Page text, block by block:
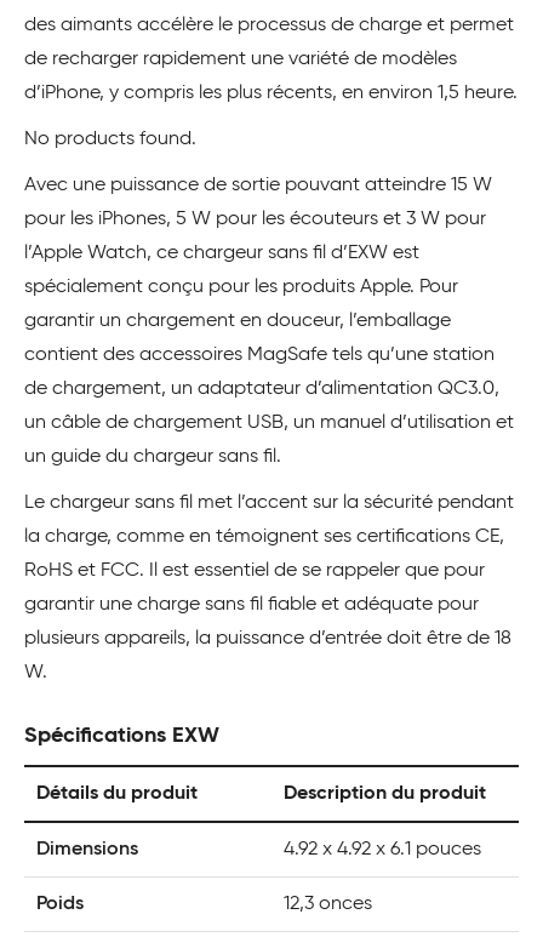
des aimants accélère le processus de charge et permet
de recharger rapidement une variété de modèles
d’iPhone, y compris les plus récents, en environ 1,5 heure.
No products found.
Avec une puissance de sortie pouvant atteindre 15 W
pour les iPhones, 5 W pour les écouteurs et 3 W pour
l’Apple Watch, ce chargeur sans fil d’EXW est
spécialement conçu pour les produits Apple. Pour
garantir un chargement en douceur, l’emballage
contient des accessoires MagSafe tels qu’une station
de chargement, un adaptateur d’alimentation QC3.0,
un câble de chargement USB, un manuel d’utilisation et
un guide du chargeur sans fil.
Le chargeur sans fil met l’accent sur la sécurité pendant
la charge, comme en témoignent ses certifications CE,
RoHS et FCC. Il est essentiel de se rappeler que pour
garantir une charge sans fil fiable et adéquate pour
plusieurs appareils, la puissance d’entrée doit être de 18
W.
Spécifications EXW
Détails du produit Description du produit
Dimensions 4.92 x 4.92 x 6.1 pouces
Poids 12,3 onces